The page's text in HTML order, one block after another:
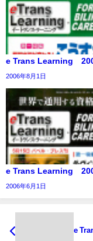
e Trans Learning
2006年8月1日
e Trans Learning
2006年6月1日
e